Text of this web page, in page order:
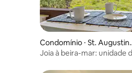
Condomínio ⋅ St.
Beach
Joia à beira-mar: unidade